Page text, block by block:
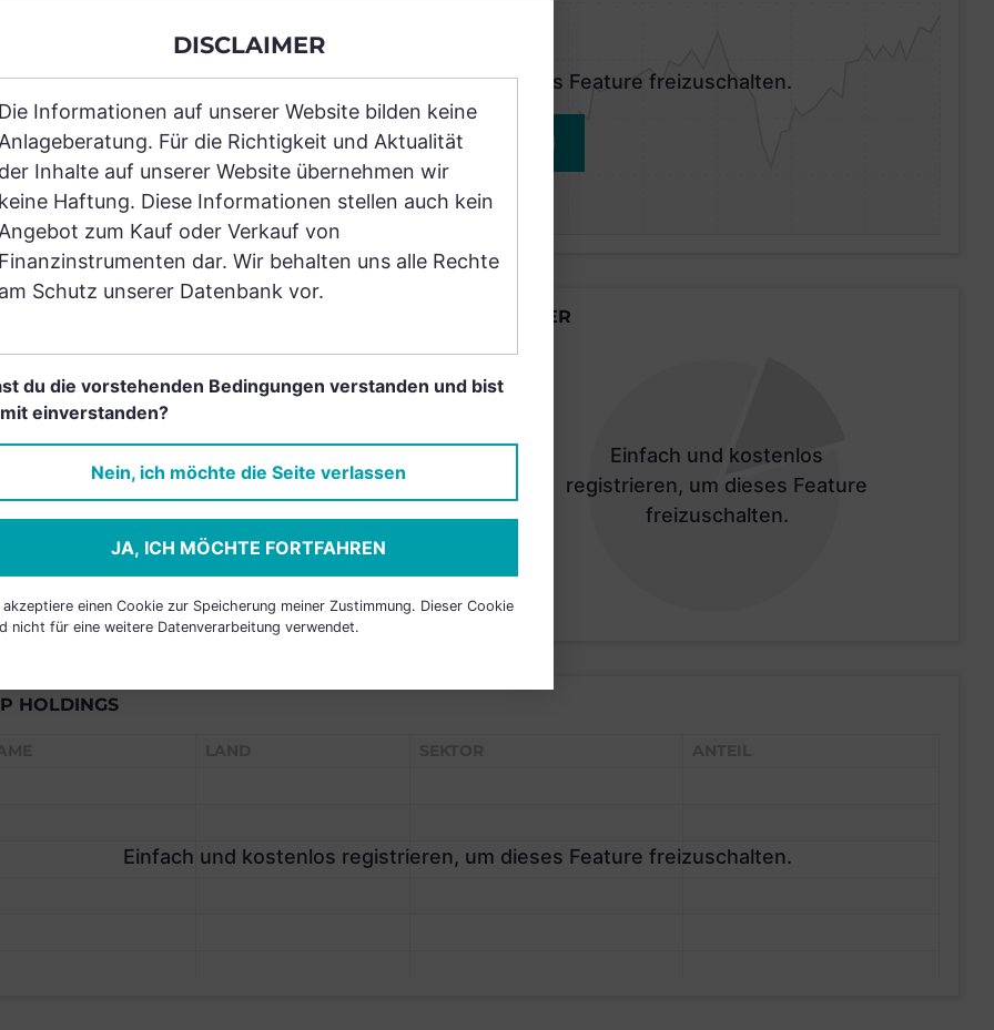
Einfach und kostenlos registrieren, um dieses Feature freizuschalten.
JETZT ANMELDEN
registrieren, um dieses Feature
freizuschalten.
LÄNDER
Einfach und kostenlos
registrieren, um dieses Feature
freizuschalten.
HOLDINGS
Einfach und kostenlos registrieren, um dieses Feature freizuschalten.
DISCLAIMER
Informationen auf unserer Website bilden keine
Für die Richtigkeit und Aktualität
Inhalte auf unserer Website übernehmen wir
Haftung. Diese Informationen stellen auch kein
zum Kauf oder Verkauf von
dar. Wir behalten uns alle Rechte
Schutz unserer Datenbank vor.
du die vorstehenden Bedingungen verstanden und bist
einverstanden?
Nein, ich möchte die Seite verlassen
JA, ICH MÖCHTE FORTFAHREN
akzeptiere einen Cookie zur Speicherung meiner Zustimmung. Dieser Cookie
nicht für eine weitere Datenverarbeitung verwendet.